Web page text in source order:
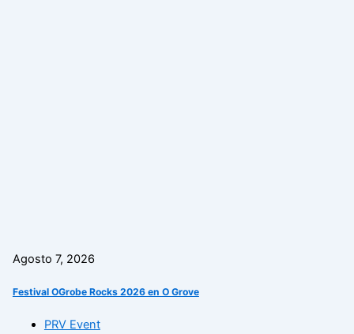
Agosto 7, 2026
Festival OGrobe Rocks 2026 en O Grove
PRV Event